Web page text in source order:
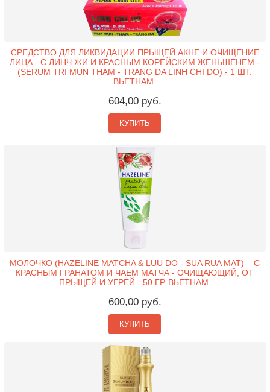
СРЕДСТВО ДЛЯ ЛИКВИДАЦИИ ПРЫЩЕЙ АКНЕ И ОЧИЩЕНИЕ
ЛИЦА - С ЛИНЧ ЖИ И КРАСНЫМ КОРЕЙСКИМ ЖЕНЬШЕНЕМ -
(SERUM TRI MUN THAM - TRANG DA LINH CHI DO) - 1 ШТ.
ВЬЕТНАМ.
604,00 руб.
КУПИТЬ
МОЛОЧКО (HAZELINE MATCHA & LUU DO - SUA RUA MAT) – С
КРАСНЫМ ГРАНАТОМ И ЧАЕМ МАТЧА - ОЧИЩАЮЩИЙ, ОТ
ПРЫЩЕЙ И УГРЕЙ - 50 ГР. ВЬЕТНАМ.
600,00 руб.
КУПИТЬ